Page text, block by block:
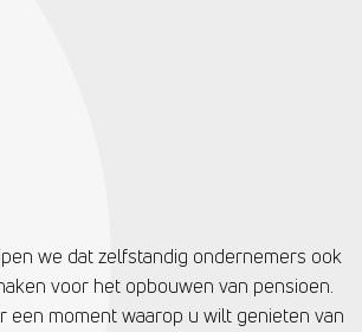
we dat zelfstandig ondernemers ook
voor het opbouwen van pensioen.
een moment waarop u wilt genieten van